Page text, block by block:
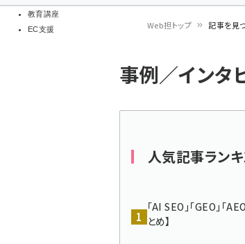
教育講座
EC支援
ン
く
Web担トップ 記事を見
事例／インタ
人気記事ラン
「AI SEO」「GEO」「
とめ】